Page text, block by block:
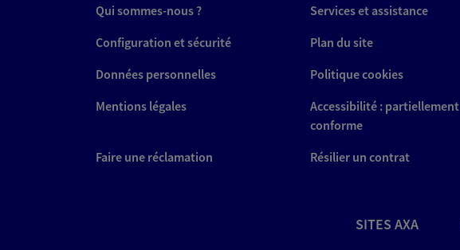
Qui sommes-nous ?
Services et assistance
Configuration et sécurité
Plan du site
Données personnelles
Politique cookies
Mentions légales
Accessibilité : partiellement
conforme
Faire une réclamation
Résilier un contrat
SITES AXA